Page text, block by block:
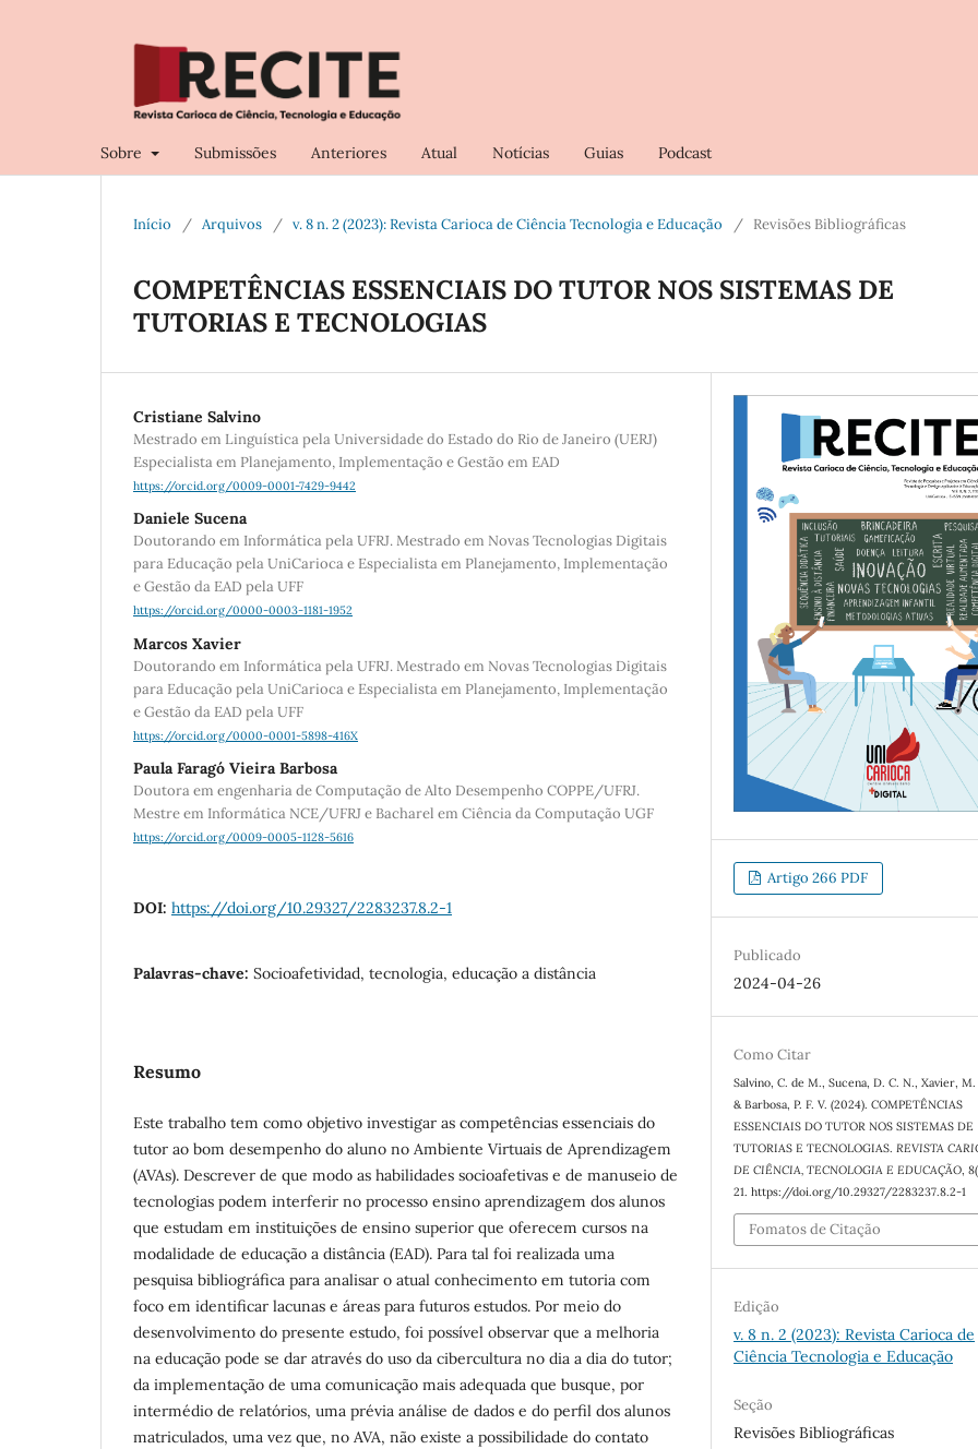
Sobre Submissões Anteriores Atual Notícias Guias Podcast
Início / Arquivos / v. 8 n. 2 (2023): Revista Carioca de Ciência Tecnologia e Educação / Revisões Bibliográficas
COMPETÊNCIAS ESSENCIAIS DO TUTOR NOS SISTEMAS DE
TUTORIAS E TECNOLOGIAS
Cristiane Salvino
Mestrado em Linguística pela Universidade do Estado do Rio de Janeiro (UERJ)
Especialista em Planejamento, Implementação e Gestão em EAD
https://orcid.org/0009-0001-7429-9442
Daniele Sucena
Doutorando em Informática pela UFRJ. Mestrado em Novas Tecnologias Digitais
para Educação pela UniCarioca e Especialista em Planejamento, Implementação
e Gestão da EAD pela UFF
https://orcid.org/0000-0003-1181-1952
Marcos Xavier
Doutorando em Informática pela UFRJ. Mestrado em Novas Tecnologias Digitais
para Educação pela UniCarioca e Especialista em Planejamento, Implementação
e Gestão da EAD pela UFF
https://orcid.org/0000-0001-5898-416X
Paula Faragó Vieira Barbosa
Doutora em engenharia de Computação de Alto Desempenho COPPE/UFRJ.
Mestre em Informática NCE/UFRJ e Bacharel em Ciência da Computação UGF
https://orcid.org/0009-0005-1128-5616
DOI: https://doi.org/10.29327/2283237.8.2-1
Palavras-chave: Socioafetividad, tecnologia, educação a distância
Resumo
Este trabalho tem como objetivo investigar as competências essenciais do
tutor ao bom desempenho do aluno no Ambiente Virtuais de Aprendizagem
(AVAs). Descrever de que modo as habilidades socioafetivas e de manuseio de
tecnologias podem interferir no processo ensino aprendizagem dos alunos
que estudam em instituições de ensino superior que oferecem cursos na
modalidade de educação a distância (EAD). Para tal foi realizada uma
pesquisa bibliográfica para analisar o atual conhecimento em tutoria com
foco em identificar lacunas e áreas para futuros estudos. Por meio do
desenvolvimento do presente estudo, foi possível observar que a melhoria
na educação pode se dar através do uso da cibercultura no dia a dia do tutor;
da implementação de uma comunicação mais adequada que busque, por
intermédio de relatórios, uma prévia análise de dados e do perfil dos alunos
matriculados, uma vez que, no AVA, não existe a possibilidade do contato
Artigo 266 PDF
Publicado
2024-04-26
Como Citar
Salvino, C. de M., Sucena, D. C. N., Xavier, M.
& Barbosa, P. F. V. (2024). COMPETÊNCIAS
ESSENCIAIS DO TUTOR NOS SISTEMAS DE
TUTORIAS E TECNOLOGIAS. REVISTA
DE CIÊNCIA, TECNOLOGIA E EDUCAÇÃO ,8
21. https://doi.org/10.29327/2283237.8.2-1
Fomatos de Citação
Edição
v. 8 n. 2 (2023): Revista Carioca de
Ciência Tecnologia e Educação
Seção
Revisões Bibliográficas